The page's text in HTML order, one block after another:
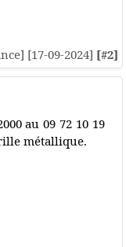
[17-09-2024] [#2]
au 09 72 10 19
métallique.